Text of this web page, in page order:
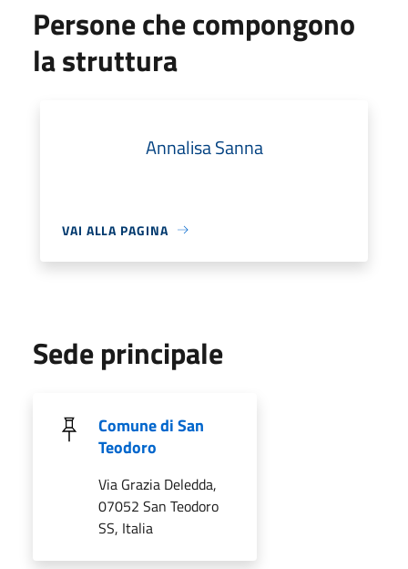
Persone che compongono
la struttura
Annalisa Sanna
VAI ALLA PAGINA
Sede principale
Comune di San
Teodoro
Via Grazia Deledda,
07052 San Teodoro
SS, Italia